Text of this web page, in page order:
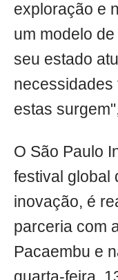
exploração e
um modelo
seu estado
necessidades
estas
O São Paulo
festival global
inovação, é
parceria com
Pacaembu e